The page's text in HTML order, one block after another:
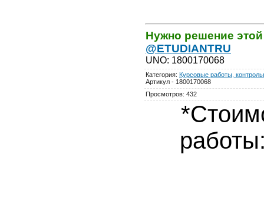
Нужно решение
@ETUDIANTRU
UNO: 1800170068
Категория: Курсовые работы,
Артикул - 1800170068
Просмотров: 432